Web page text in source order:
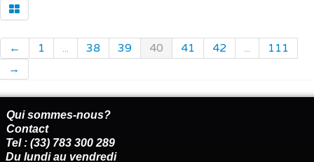
← 1 ... 38 39 40 41 42 ...
111
→
Qui sommes-nous?
Contact
Tel : (33) 783 300 289
Du lundi au vendredi